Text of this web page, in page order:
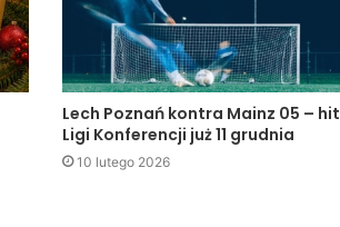
Lech Poznań kontra Mainz 05 – hit
Ligi Konferencji już 11 grudnia
10 lutego 2026